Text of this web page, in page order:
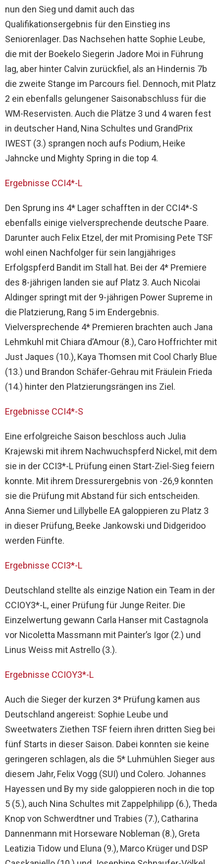
nun den Sieg und damit auch das
Qualifikationsergebnis für den Einstieg ins
Seniorenlager. Das Nachsehen hatte Sophie Leube,
die mit der Boekelo Siegerin Jadore Moi in Führung
lag, aber hinter Calvin zurückfiel, als an Hindernis 7b
die zweite Stange im Parcours fiel. Dennoch, mit Platz
2 ein ebenfalls gelungener Saisonabschluss für die
WM-Reservisten. Auch die Plätze 3 und 4 waren fest
in deutscher Hand, Nina Schultes und GrandPrix
IWEST (3.) sprangen noch aufs Podium, Heike
Jahncke und Mighty Spring in die top 4.
Ergebnisse CCI4*-L
Den Sprung ins 4* Lager schafften in der CCI4*-S
ebenfalls einige vielversprechende deutsche Paare.
Darunter auch Felix Etzel, der mit Promising Pete TSF
wohl einen Nachfolger für sein langjähriges
Erfolgspferd Bandit im Stall hat. Bei der 4* Premiere
des 8-jährigen landen sie auf Platz 3. Auch Nicolai
Aldinger springt mit der 9-jährigen Power Supreme in
die Platzierung, Rang 5 im Endergebnis.
Vielversprechende 4* Premieren brachten auch Jana
Lehmkuhl mit Chiara d’Amour (8.), Caro Hoffrichter mit
Just Jaques (10.), Kaya Thomsen mit Cool Charly Blue
(13.) und Brandon Schäfer-Gehrau mit Fräulein Frieda
(14.) hinter den Platzierungsrängen ins Ziel.
Ergebnisse CCI4*-S
Eine erfolgreiche Saison beschloss auch Julia
Krajewski mit ihrem Nachwuchspferd Nickel, mit dem
sie in der CCI3*-L Prüfung einen Start-Ziel-Sieg feiern
konnte. Mit ihrem Dressurergebnis von -26,9 konnten
sie die Prüfung mit Abstand für sich entscheiden.
Anna Siemer und Lillybelle EA galoppieren zu Platz 3
in dieser Prüfung, Beeke Jankowski und Didgeridoo
werden Fünfte.
Ergebnisse CCI3*-L
Deutschland stellte als einzige Nation ein Team in der
CCIOY3*-L, einer Prüfung für Junge Reiter. Die
Einzelwertung gewann Carla Hanser mit Castagnola
vor Nicoletta Massmann mit Painter’s Igor (2.) und
Linus Weiss mit Astrello (3.).
Ergebnisse CCIOY3*-L
Auch die Sieger der kurzen 3* Prüfung kamen aus
Deutschland angereist: Sophie Leube und
Sweetwaters Ziethen TSF feiern ihren dritten Sieg bei
fünf Starts in dieser Saison. Dabei konnten sie keine
geringeren schlagen, als die 5* Luhmühlen Sieger aus
diesem Jahr, Felix Vogg (SUI) und Colero. Johannes
Hayessen und By my side galoppieren noch in die top
5 (5.), auch Nina Schultes mit Zappelphilipp (6.), Theda
Knop von Schwerdtner und Trabies (7.), Catharina
Dannenmann mit Horseware Nobleman (8.), Greta
Leatizia Tidow und Eluna (9.), Marco Krüger und DSP